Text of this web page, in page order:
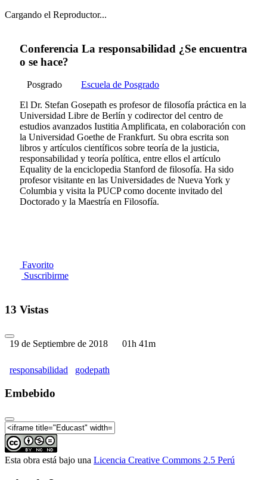
Cargando el Reproductor...
Conferencia La responsabilidad ¿Se encuentra
o se hace?
Posgrado
Escuela de Posgrado
El Dr. Stefan Gosepath es profesor de filosofía práctica en la
Universidad Libre de Berlín y codirector del centro de
estudios avanzados Iustitia Amplificata, en colaboración con
la Universidad Goethe de Frankfurt. Su obra escrita son
libros y artículos científicos sobre teoría de la justicia,
responsabilidad y teoría política, entre ellos el artículo
Equality de la enciclopedia Stanford de filosofía. Ha sido
profesor visitante en las Universidades de Nueva York y
Columbia y visita la PUCP como docente invitado del
Doctorado y la Maestría en Filosofía.
Favorito
Suscribirme
13 Vistas
19 de Septiembre de 2018 01h 41m
responsabilidad godepath
Embebido
Esta obra está bajo una Licencia Creative Commons 2.5 Perú